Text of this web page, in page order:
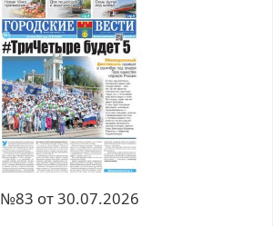
№83 от 30.07.2026